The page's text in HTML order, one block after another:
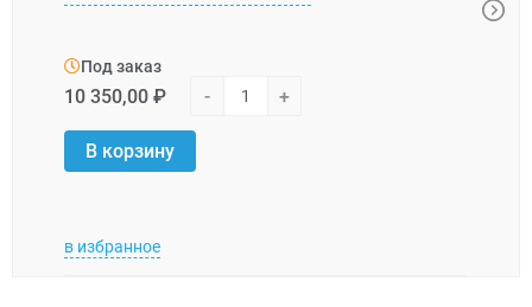
Под заказ
10 350,00 ₽ - +
В корзину
в избранное